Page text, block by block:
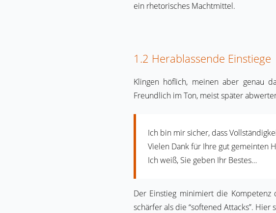
ein rhetorisches Machtmittel.
1.2 Herablassende Einstiege
Klingen höflich, meinen aber genau
Freundlich im Ton, meist später
Ich bin mir sicher, dass
Vielen Dank für Ihre gut gemeinten
Ich weiß, Sie geben Ihr Bestes…
Der Einstieg minimiert die
schärfer als die “softened Attacks”.